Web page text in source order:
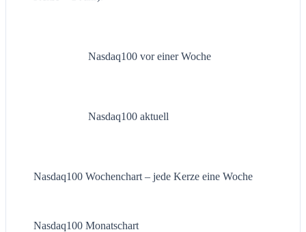
Nasdaq100 vor einer Woche
Nasdaq100 aktuell
Nasdaq100 Wochenchart – jede Kerze eine Woche
Nasdaq100 Monatschart